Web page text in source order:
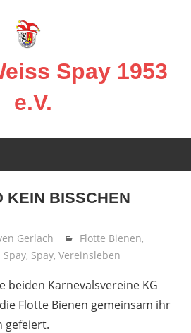
Spay 1953
e.V.
KEIN BISSCHEN
Gerlach Flotte Bienen,
Spay, Spay, Vereinsleben
beiden Karnevalsvereine KG
Flotte Bienen gemeinsam ihr
gefeiert.